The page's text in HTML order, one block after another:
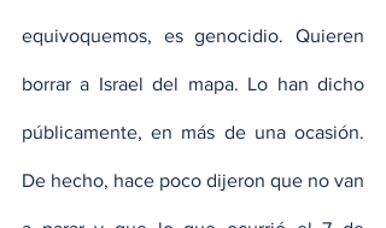
equivoquemos, es genocidio. Quieren
borrar a Israel del mapa. Lo han dicho
públicamente, en más de una ocasión.
De hecho, hace poco dijeron que no van